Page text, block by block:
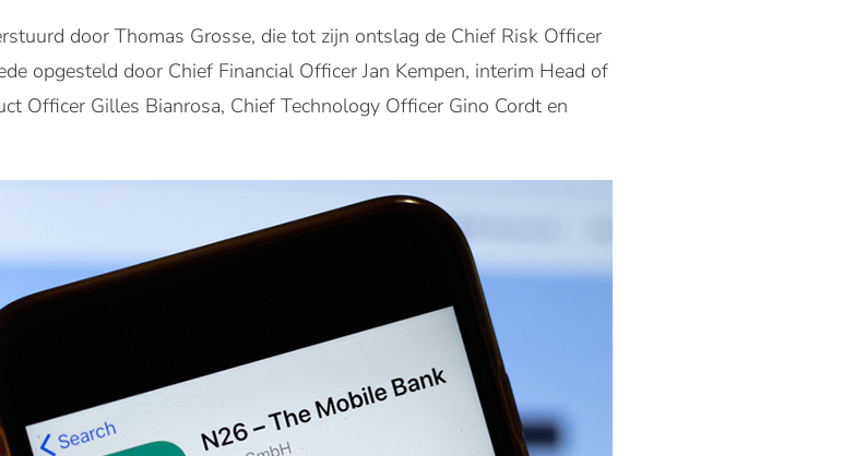
door Thomas Grosse, die tot zijn ontslag de Chief Risk Officer
opgesteld door Chief Financial Officer Jan Kempen, interim Head of
Officer Gilles Bianrosa, Chief Technology Officer Gino Cordt en